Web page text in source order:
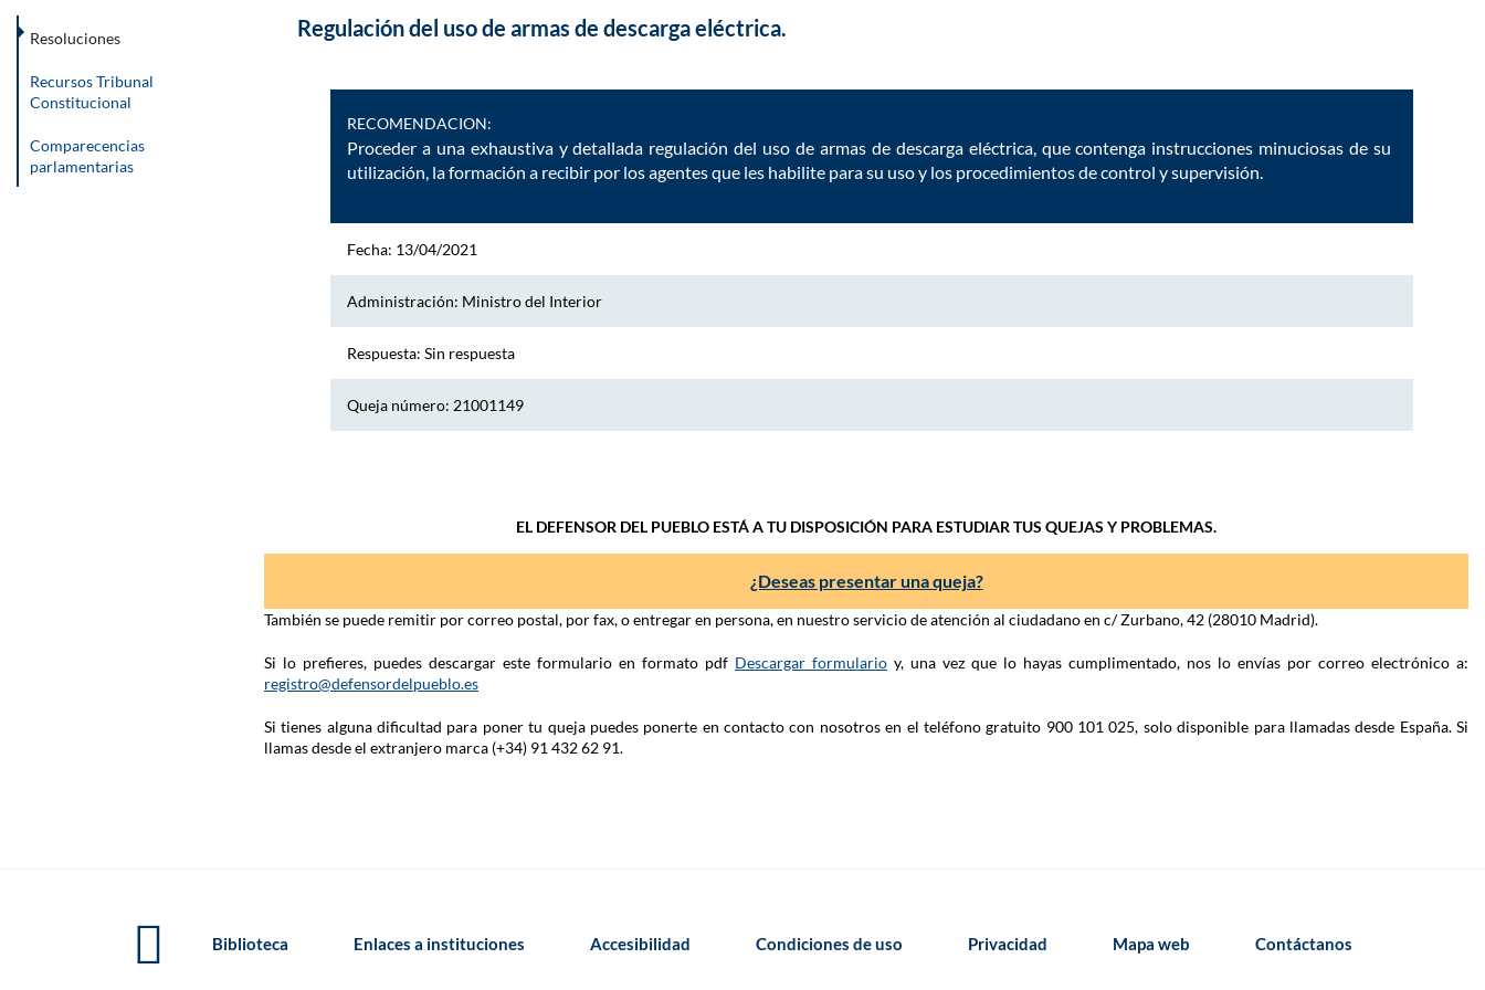
Regulación del uso de armas de descarga eléctrica.
RECOMENDACION:
Proceder a una exhaustiva y detallada regulación del uso de armas de descarga eléctrica, que contenga instrucciones minuciosas de su
utilización, la formación a recibir por los agentes que les habilite para su uso y los procedimientos de control y supervisión.
Fecha: 13/04/2021
Administración: Ministro del Interior
Respuesta: Sin respuesta
Queja número: 21001149
EL DEFENSOR DEL PUEBLO ESTÁ A TU DISPOSICIÓN PARA ESTUDIAR TUS QUEJAS Y PROBLEMAS.
¿Deseas presentar una queja?
También se puede remitir por correo postal, por fax, o entregar en persona, en nuestro servicio de atención al ciudadano en c/ Zurbano, 42 (28010 Madrid).
Si lo prefieres, puedes descargar este formulario en formato pdf Descargar formulario y, una vez que lo hayas cumplimentado, nos lo envías por correo electrónico a:
registro@defensordelpueblo.es
Si tienes alguna dificultad para poner tu queja puedes ponerte en contacto con nosotros en el teléfono gratuito 900 101 025, solo disponible para llamadas desde España. Si
llamas desde el extranjero marca (+34) 91 432 62 91.
Resoluciones
Recursos Tribunal
Constitucional
Comparecencias
parlamentarias
Biblioteca Enlaces a instituciones Accesibilidad Condiciones de uso Privacidad Mapa web Contáctanos